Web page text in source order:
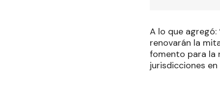
A lo que
renovarán la
fomento para la
jurisdicciones